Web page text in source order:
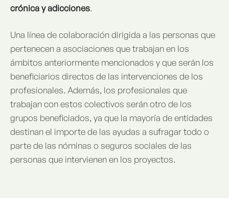
crónica y adicciones.
Una línea de colaboración dirigida a las personas que
pertenecen a asociaciones que trabajan en los
ámbitos anteriormente mencionados y que serán los
beneficiarios directos de las intervenciones de los
profesionales. Además, los profesionales que
trabajan con estos colectivos serán otro de los
grupos beneficiados, ya que la mayoría de entidades
destinan el importe de las ayudas a sufragar todo o
parte de las nóminas o seguros sociales de las
personas que intervienen en los proyectos.